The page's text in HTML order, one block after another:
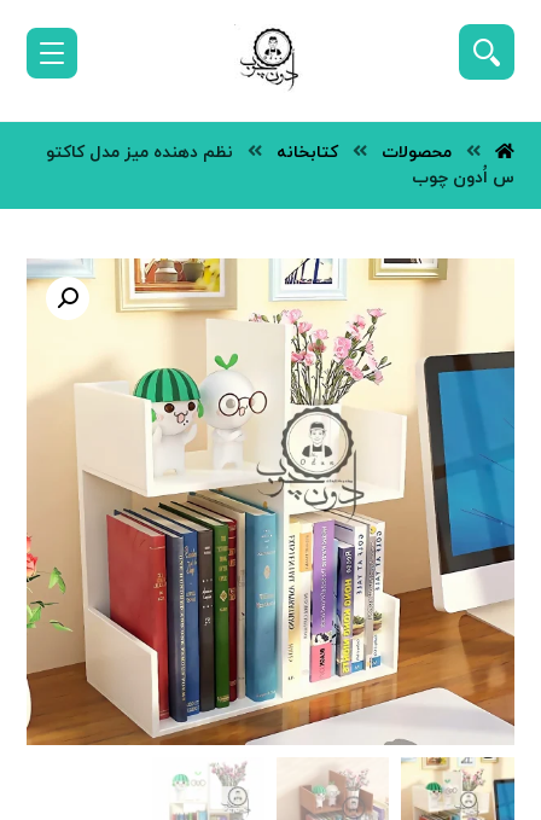
محصولات کتابخانه
نظم دهنده میز مدل کاکتو
س اُدون چوب